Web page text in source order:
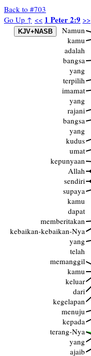
Back to #703
Go Up ↑ << 1 Peter 2:9 >>
Namun
kamu
adalah
bangsa
yang
terpilih
imamat
yang
rajani
bangsa
yang
kudus
umat
kepunyaan
Allah
sendiri
supaya
kamu
dapat
memberitakan
kebaikan-kebaikan-Nya
yang
telah
memanggil
kamu
keluar
dari
kegelapan
menuju
kepada
terang-Nya
yang
ajaib